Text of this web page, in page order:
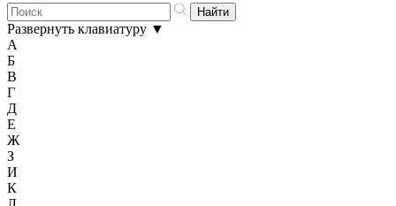
Развернуть клавиатуру ▼
А
Б
В
Г
Д
Е
Ж
З
И
К